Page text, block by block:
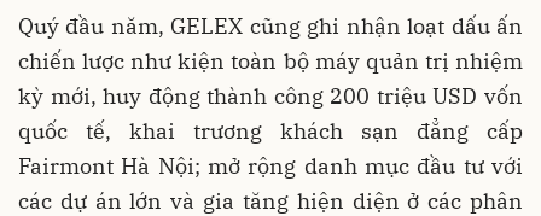
Quý đầu năm, GELEX cũng ghi nhận loạt dấu ấn
chiến lược như kiện toàn bộ máy quản trị nhiệm
kỳ mới, huy động thành công 200 triệu USD vốn
quốc tế, khai trương khách sạn đẳng cấp
Fairmont Hà Nội; mở rộng danh mục đầu tư với
các dự án lớn và gia tăng hiện diện ở các phân